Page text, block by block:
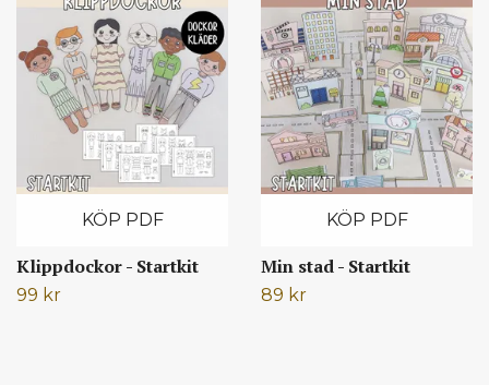
KÖP PDF
Klippdockor - Startkit
99 kr
KÖP PDF
Min stad - Startkit
89 kr